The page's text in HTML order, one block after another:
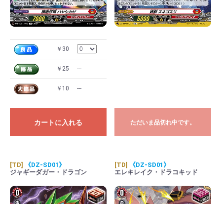
￥30
￥25 ---
￥10 ---
カートに入れる ただいま品切れ中です。
[TD]
《DZ-SD01》
ジャギーダガー・ドラゴン
[TD]
《DZ-SD01》
エレキレイク・ドラコキッド